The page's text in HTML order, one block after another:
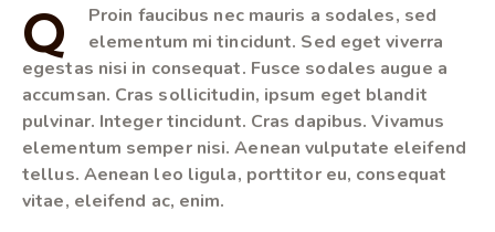
Q
Proin faucibus nec mauris a sodales, sed
elementum mi tincidunt. Sed eget viverra
egestas nisi in consequat. Fusce sodales augue a
accumsan. Cras sollicitudin, ipsum eget blandit
pulvinar. Integer tincidunt. Cras dapibus. Vivamus
elementum semper nisi. Aenean vulputate eleifend
tellus. Aenean leo ligula, porttitor eu, consequat
vitae, eleifend ac, enim.